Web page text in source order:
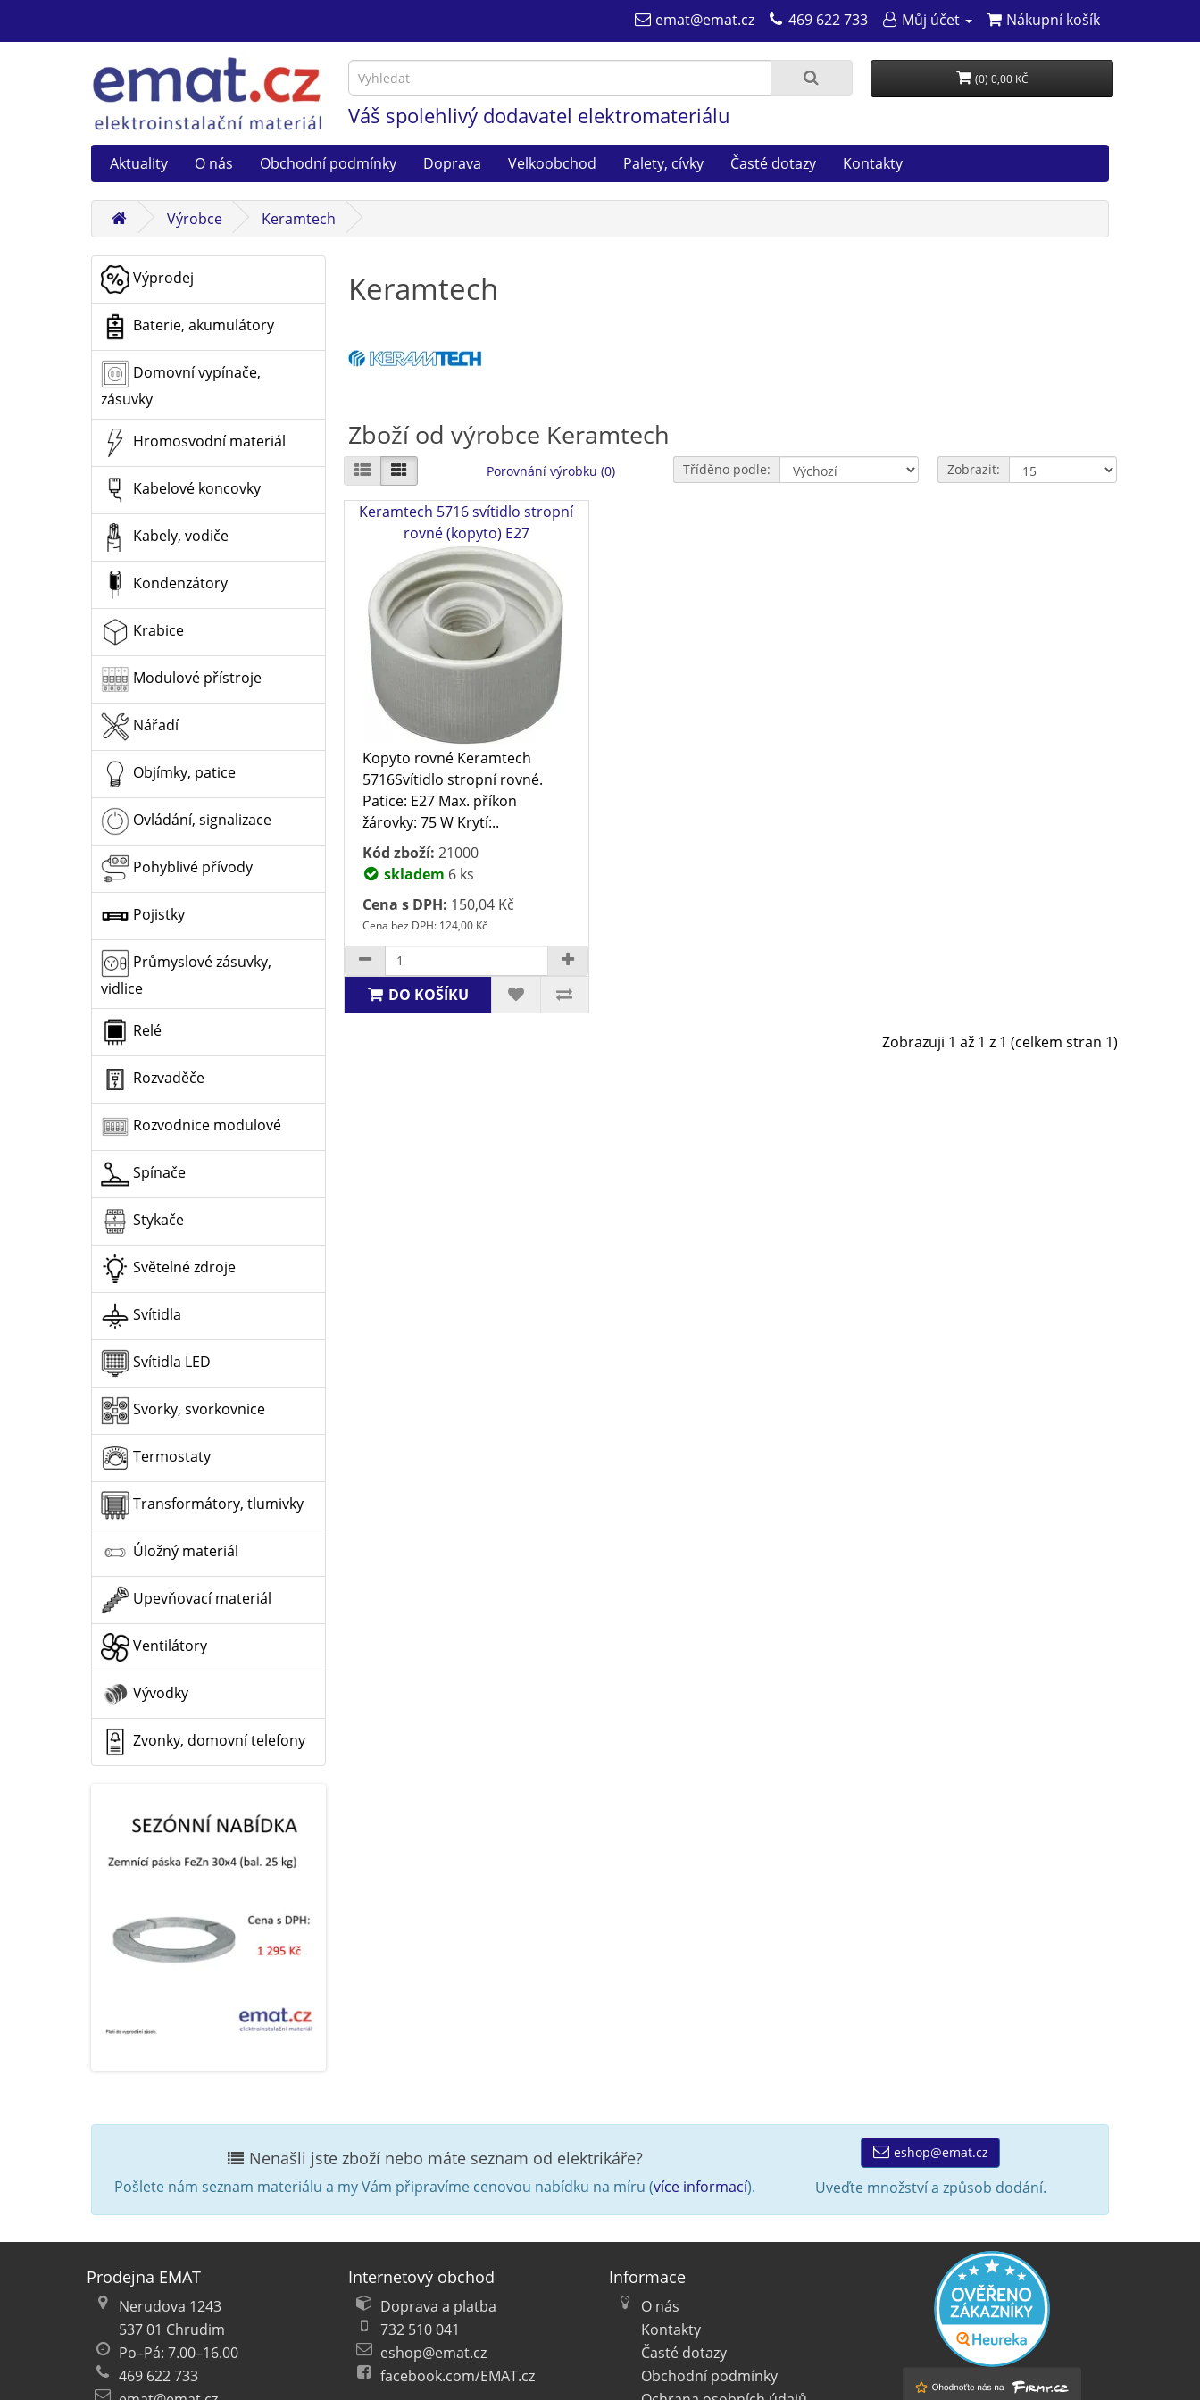
emat@emat.cz 469 622 733 Můj účet Nákupní košík
Váš spolehlivý dodavatel elektromateriálu
(0) 0,00 KČ
Aktuality O nás Obchodní podmínky Doprava Velkoobchod Palety, cívky Časté dotazy Kontakty
Výrobce Keramtech
Výprodej
Baterie, akumulátory
Domovní vypínače,
zásuvky
Hromosvodní materiál
Kabelové koncovky
Kabely, vodiče
Kondenzátory
Krabice
Modulové přístroje
Nářadí
Objímky, patice
Ovládání, signalizace
Pohyblivé přívody
Pojistky
Průmyslové zásuvky,
vidlice
Relé
Rozvaděče
Rozvodnice modulové
Spínače
Stykače
Světelné zdroje
Svítidla
Svítidla LED
Svorky, svorkovnice
Termostaty
Transformátory, tlumivky
Úložný materiál
Upevňovací materiál
Ventilátory
Vývodky
Zvonky, domovní telefony
Keramtech
Zboží od výrobce Keramtech
Porovnání výrobku (0) Tříděno podle: Zobrazit:
Keramtech 5716 svítidlo stropní
rovné (kopyto) E27
Kopyto rovné Keramtech
5716Svítidlo stropní rovné.
Patice: E27 Max. příkon
žárovky: 75 W Krytí:..
Kód zboží: 21000
skladem 6 ks
Cena s DPH: 150,04 Kč
Cena bez DPH: 124,00 Kč
DO KOŠÍKU
Zobrazuji 1 až 1 z 1 (celkem stran 1)
Nenašli jste zboží nebo máte seznam od elektrikáře?
Pošlete nám seznam materiálu a my Vám připravíme cenovou nabídku na míru (více informací).
eshop@emat.cz
Uveďte množství a způsob dodání.
Prodejna EMAT
Nerudova 1243
537 01 Chrudim
Po–Pá: 7.00–16.00
469 622 733
Internetový obchod
Doprava a platba
732 510 041
eshop@emat.cz
facebook.com/EMAT.cz
Informace
O nás
Kontakty
Časté dotazy
Obchodní podmínky